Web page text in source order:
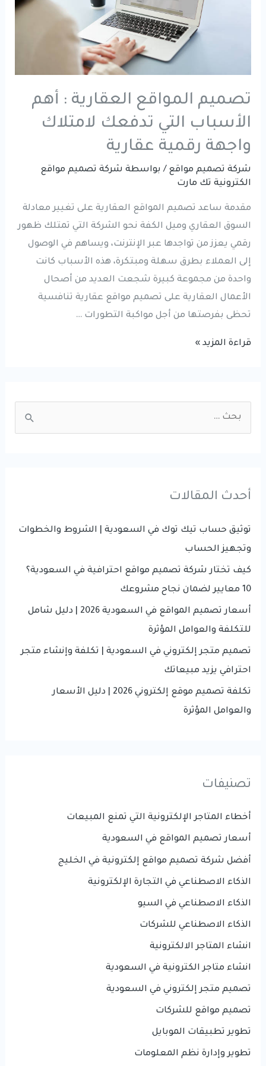
تصميم المواقع العقارية : أهم
الأسباب التي تدفعك لامتلاك
واجهة رقمية عقارية
شركة تصميم مواقع / بواسطة شركة تصميم مواقع
الكترونية تك مارت
مقدمة ساعد تصميم المواقع العقارية على تغيير معادلة
السوق العقاري وميل الكفة نحو الشركة التي تمتلك ظهور
رقمي يعزز من تواجدها عبر الإنترنت، ويساهم في الوصول
إلى العملاء بطرق سهلة ومبتكرة، هذه الأسباب كانت
واحدة من مجموعة كبيرة شجعت العديد من أصحال
الأعمال العقارية على تصميم مواقع عقارية تنافسية
تحظى بفرصتها من أجل مواكبة التطورات …
تصميم
أهم
الأسباب
لامتلاك
قراءة المزيد »
c
f
أحدث المقالات
توثيق حساب تيك توك في السعودية | الشروط والخطوات
وتجهيز الحساب
كيف تختار شركة تصميم مواقع احترافية في السعودية؟
10 معايير لضمان نجاح مشروعك
أسعار تصميم المواقع في السعودية 2026 | دليل شامل
للتكلفة والعوامل المؤثرة
تصميم متجر إلكتروني في السعودية | تكلفة وإنشاء متجر
احترافي يزيد مبيعاتك
تكلفة تصميم موقع إلكتروني 2026 | دليل الأسعار
والعوامل المؤثرة
تصنيفات
أخطاء المتاجر الإلكترونية التي تمنع المبيعات
أسعار تصميم المواقع في السعودية
أفضل شركة تصميم مواقع إلكترونية في الخليج
الذكاء الاصطناعي في التجارة الإلكترونية
الذكاء الاصطناعي في السيو
الذكاء الاصطناعي للشركات
انشاء المتاجر الالكترونية
انشاء متاجر الكترونية في السعودية
تصميم متجر إلكتروني في السعودية
تصميم مواقع للشركات
تطوير تطبيقات الموبايل
تطوير وإدارة نظم المعلومات